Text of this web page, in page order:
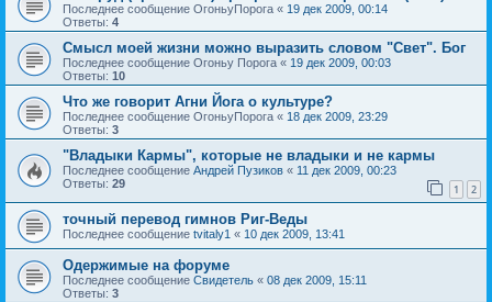
Последнее сообщение ОгоньуПорога « 19 дек 2009, 00:14
Ответы: 4
Смысл моей жизни можно выразить словом "Свет". Бог
Последнее сообщение Огоньу Порога « 19 дек 2009, 00:03
Ответы: 10
Что же говорит Агни Йога о культуре?
Последнее сообщение ОгоньуПорога « 18 дек 2009, 23:29
Ответы: 3
"Владыки Кармы", которые не владыки и не кармы
Последнее сообщение Андрей Пузиков « 11 дек 2009, 00:23
Ответы: 29 1 2
точный перевод гимнов Риг-Веды
Последнее сообщение tvitaly1 « 10 дек 2009, 13:41
Одержимые на форуме
Последнее сообщение Свидетель « 08 дек 2009, 15:11
Ответы: 3